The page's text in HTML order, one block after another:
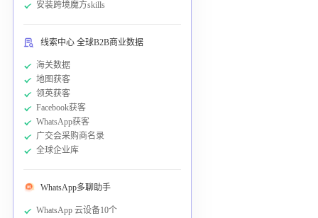
安装跨境魔方skills
线索中心 全球B2B商业数据
海关数据
地图获客
领英获客
Facebook获客
WhatsApp获客
广交会采购商名录
全球企业库
WhatsApp多聊助手
WhatsApp 云设备10个